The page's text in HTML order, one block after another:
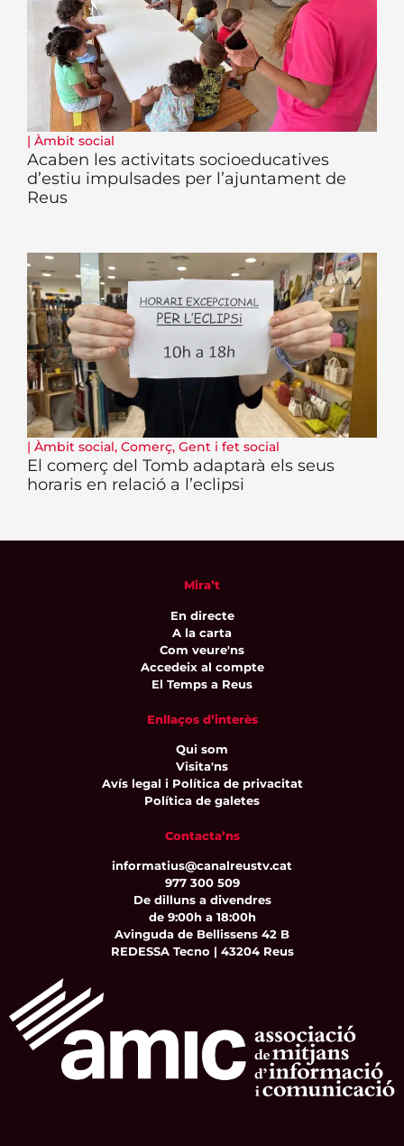
| Àmbit social
Acaben les activitats socioeducatives
d’estiu impulsades per l’ajuntament de
Reus
| Àmbit social, Comerç, Gent i fet social
El comerç del Tomb adaptarà els seus
horaris en relació a l’eclipsi
Mira’t
En directe
A la carta
Com veure'ns
Accedeix al compte
El Temps a Reus
Enllaços d’interès
Qui som
Visita'ns
Avís legal i Política de privacitat
Política de galetes
Contacta’ns
informatius@canalreustv.cat
977 300 509
De dilluns a divendres
de 9:00h a 18:00h
Avinguda de Bellissens 42 B
REDESSA Tecno | 43204 Reus